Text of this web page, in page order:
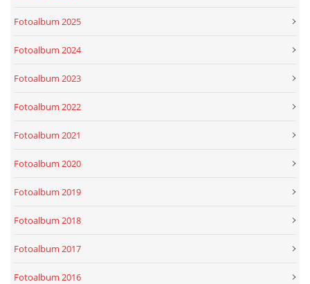
Fotoalbum 2025
Fotoalbum 2024
Fotoalbum 2023
Fotoalbum 2022
Fotoalbum 2021
Fotoalbum 2020
Fotoalbum 2019
Fotoalbum 2018
Fotoalbum 2017
Fotoalbum 2016